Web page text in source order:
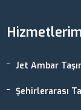
Jet Ambar
Şehirlerarası